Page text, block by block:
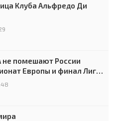
Клуба Альфредо Ди
не помешают России
Европы и финал Лиги